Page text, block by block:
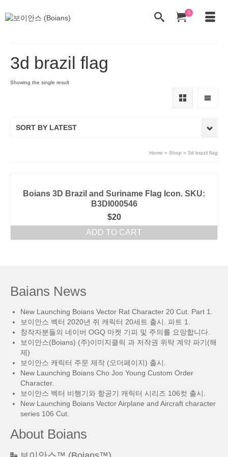
0
3d brazil flag
Showing the single result
SORT BY LATEST
Home » Shop » 3d brazil flag
Boians 3D Brazil and Suriname Flag Icon. SKU:
B3DI000546
$20
ADD TO CART
Baians News
New Launching Boians Vector Rat Character 20 Cut. Part 1.
보이안스 벡터 2020년 쥐 캐릭터 20세트 출시. 파트 1.
창작자분들의 네이버 OGQ 마켓 기피 및 주의를 요망합니다.
보이안스(Boians) (주)이미지클릭 과 저작권 위탁 계약 파기(해
제)
보이안스 캐릭터 주문 제작 (오더페이지) 출시.
New Launching Boians Cho Joo Young Custom Order
Character.
보이안스 벡터 비행기와 항공기 캐릭터 시리즈 106컷 출시.
New Launching Boians Vector Airplane and Aircraft character
series 106 Cut.
About Boians